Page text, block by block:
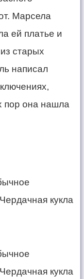
Марсела
ей платье и
старых
написал
пор она нашла